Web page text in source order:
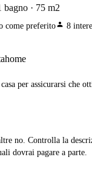
bagno 75 m2
come preferitoperson 8
per assicurarsi che
no. Controlla la
dovrai pagare a parte.